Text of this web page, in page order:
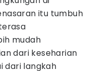
itu tumbuh
mudah
dari keseharian
dari langkah